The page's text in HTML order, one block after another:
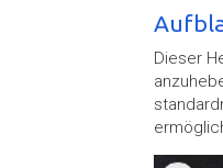
Dieser